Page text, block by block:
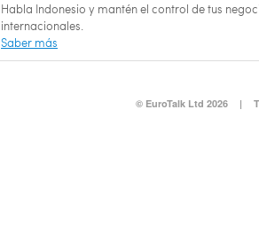
Habla Indonesio y mantén el control de tus
internacionales.
Saber más
© EuroTalk Ltd 2026 |